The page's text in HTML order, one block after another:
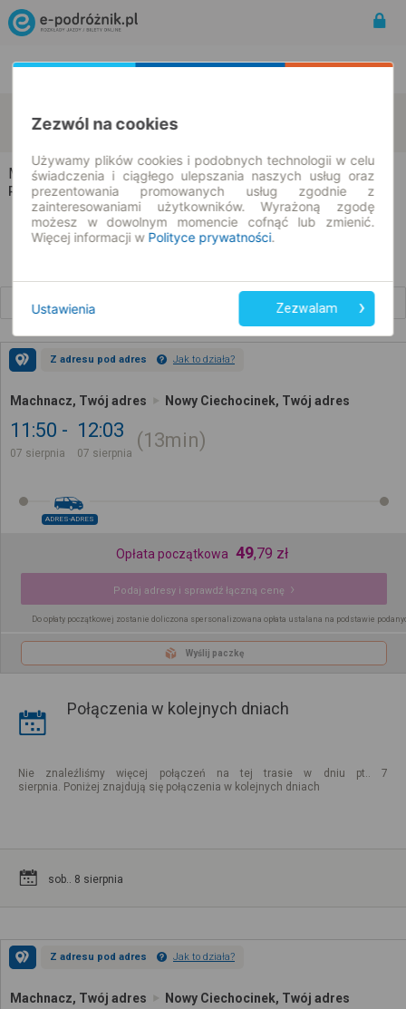
07.08.2026 | -- : --
Machnacz → Nowy Ciechocinek
Rozkład jazdy i bilety
Z adresu pod adres Jak to działa?
Machnacz, Twój adres Nowy Ciechocinek, Twój adres
11:50
07 sierpnia
12:03
07 sierpnia
13min
ADRES-ADRES
Opłata początkowa 49,79 zł
Podaj adresy i sprawdź łączną cenę
Do opłaty początkowej zostanie doliczona spersonalizowana opłata ustalana na podstawie
Wyślij paczkę
Połączenia w kolejnych dniach
Nie znaleźliśmy więcej połączeń na tej trasie w dniu pt.. 7
sierpnia. Poniżej znajdują się połączenia w kolejnych dniach
sob.. 8 sierpnia
Z adresu pod adres Jak to działa?
Machnacz, Twój adres Nowy Ciechocinek, Twój adres
Zezwól na cookies
Używamy plików cookies i podobnych technologii w celu
świadczenia i ciągłego ulepszania naszych usług oraz
prezentowania promowanych usług zgodnie z
zainteresowaniami użytkowników. Wyrażoną zgodę
możesz w dowolnym momencie cofnąć lub zmienić.
Więcej informacji w Polityce prywatności.
Ustawienia Zezwalam